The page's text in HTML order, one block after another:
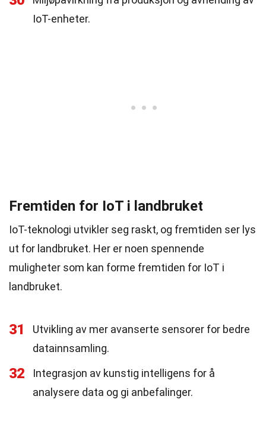
IoT-enheter.
Fremtiden for IoT i landbruket
IoT-teknologi utvikler seg raskt, og fremtiden ser lys
ut for landbruket. Her er noen spennende
muligheter som kan forme fremtiden for IoT i
landbruket.
31
Utvikling av mer avanserte sensorer for bedre
datainnsamling.
32
Integrasjon av kunstig intelligens for å
analysere data og gi anbefalinger.